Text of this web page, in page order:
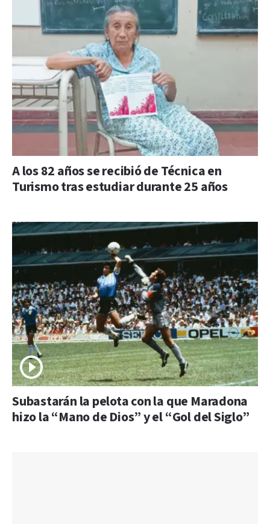
A los 82 años se recibió de Técnica en
Turismo tras estudiar durante 25 años
Subastarán la pelota con la que Maradona
hizo la “Mano de Dios” y el “Gol del Siglo”